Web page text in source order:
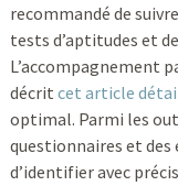
recommandé de
tests d’aptitudes et
L’accompagnement
décrit cet article
optimal. Parmi les
questionnaires et
d’identifier avec